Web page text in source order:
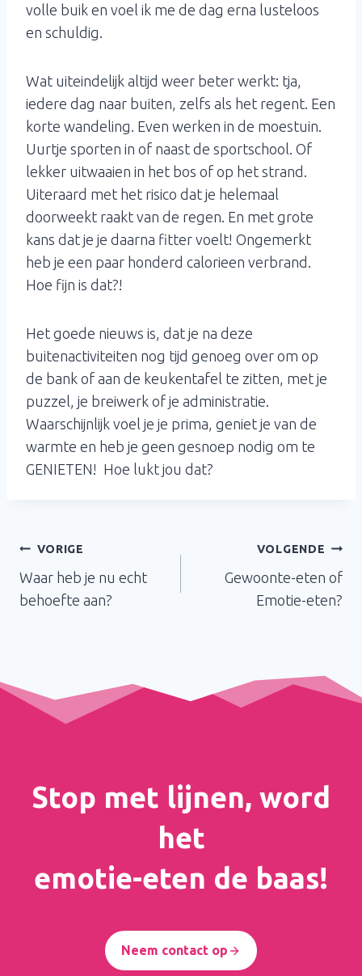
volle buik en voel ik me de dag erna lusteloos
en schuldig.
Wat uiteindelijk altijd weer beter werkt: tja,
iedere dag naar buiten, zelfs als het regent. Een
korte wandeling. Even werken in de moestuin.
Uurtje sporten in of naast de sportschool. Of
lekker uitwaaien in het bos of op het strand.
Uiteraard met het risico dat je helemaal
doorweekt raakt van de regen. En met grote
kans dat je je daarna fitter voelt! Ongemerkt
heb je een paar honderd calorieen verbrand.
Hoe fijn is dat?!
Het goede nieuws is, dat je na deze
buitenactiviteiten nog tijd genoeg over om op
de bank of aan de keukentafel te zitten, met je
puzzel, je breiwerk of je administratie.
Waarschijnlijk voel je je prima, geniet je van de
warmte en heb je geen gesnoep nodig om te
GENIETEN! Hoe lukt jou dat?
Bericht
navigatie
VORIGE
Waar heb je nu echt
behoefte aan?
VOLGENDE
Gewoonte-eten of
Emotie-eten?
Stop met lijnen, word
het
emotie-eten de baas!
Neem contact op